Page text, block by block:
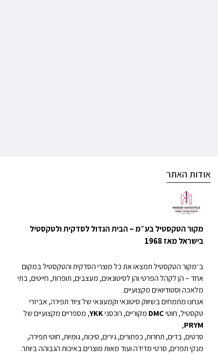
אודות האתר
מקור הטקסטיל בע״מ – הבית הגדול לסדקית ולטקסטיל
בישראל מאז 1968
ב־מקור הטקסטיל תמצאו את כל מוצרי הסדקית והטקסטיל במקום
אחד – הן לקהל הפרטי והן לסיטונאים, מעצבים, תופרות, חייטים, בתי
מלאכה וסטודיואים מקצועיים.
אנחנו מתמחים בשיווק סיטונאי וקמעונאי של ציוד תפירה, אביזרי
טקסטיל, חוטיDMC מקוריים, רוכסניYKK, מספריים מקצועיים של
PRYM
,
סרטים, בדים, תחרות, כפתורים, גירים, סיכות, גומיות, חוטי תפירה,
מנקי תפרים, סרטי מדידה ועוד מאות מוצרים באיכות הגבוהה ביותר.